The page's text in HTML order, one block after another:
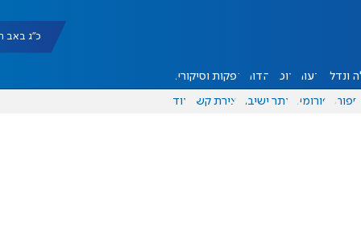
כ"ג באב תשפ"ו
ונדל"ן דעות אוכל יהדות הפקות וסיקורים
ספורט פורומים אתר ישיבה יצירת קשר עוד